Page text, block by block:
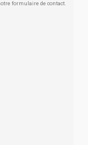
formulaire de contact.